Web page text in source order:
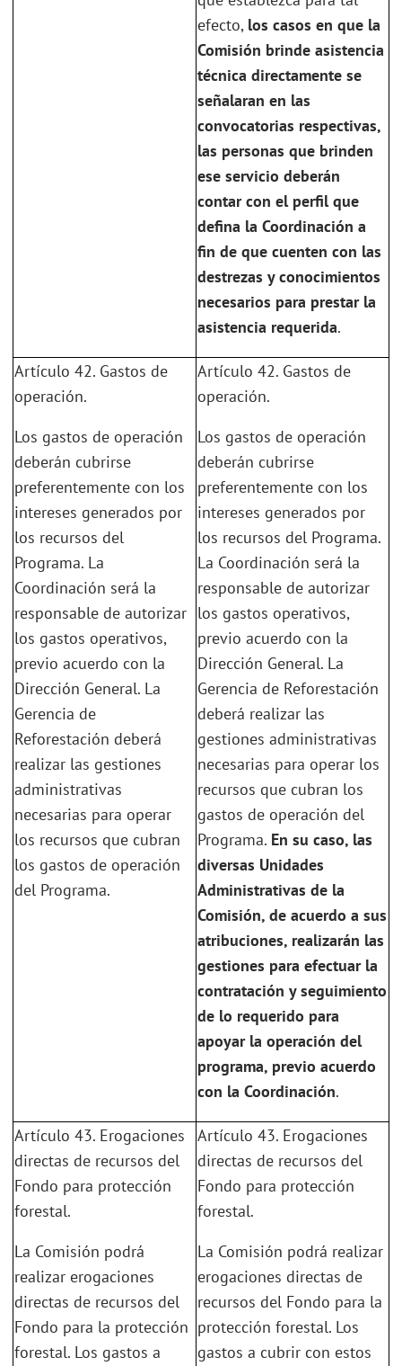
efecto, los casos en que la
Comisión brinde asistencia
técnica directamente se
señalaran en las
convocatorias respectivas,
las personas que brinden
ese servicio deberán
contar con el perfil que
defina la Coordinación a
fin de que cuenten con las
destrezas y conocimientos
necesarios para prestar la
asistencia requerida.
Artículo 42. Gastos de
operación.
Los gastos de operación
deberán cubrirse
preferentemente con los
intereses generados por
los recursos del
Programa. La
Coordinación será la
responsable de autorizar
los gastos operativos,
previo acuerdo con la
Dirección General. La
Gerencia de
Reforestación deberá
realizar las gestiones
administrativas
necesarias para operar
los recursos que cubran
los gastos de operación
del Programa.
Artículo 42. Gastos de
operación.
Los gastos de operación
deberán cubrirse
preferentemente con los
intereses generados por
los recursos del Programa.
La Coordinación será la
responsable de autorizar
los gastos operativos,
previo acuerdo con la
Dirección General. La
Gerencia de Reforestación
deberá realizar las
gestiones administrativas
necesarias para operar los
recursos que cubran los
gastos de operación del
Programa. En su caso, las
diversas Unidades
Administrativas de la
Comisión, de acuerdo a sus
atribuciones, realizarán las
gestiones para efectuar la
contratación y seguimiento
de lo requerido para
apoyar la operación del
programa, previo acuerdo
con la Coordinación.
Artículo 43. Erogaciones
directas de recursos del
Fondo para protección
forestal.
La Comisión podrá
realizar erogaciones
directas de recursos del
Fondo para la protección
forestal. Los gastos a
Artículo 43. Erogaciones
directas de recursos del
Fondo para protección
forestal.
La Comisión podrá realizar
erogaciones directas de
recursos del Fondo para la
protección forestal. Los
gastos a cubrir con estos